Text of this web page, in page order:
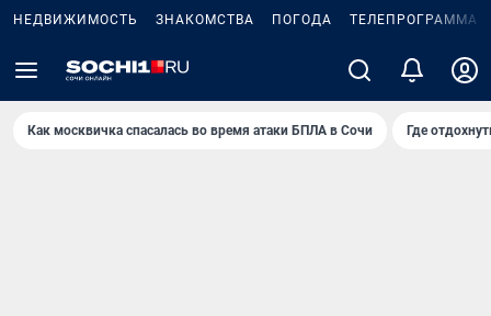
НЕДВИЖИМОСТЬ ЗНАКОМСТВА ПОГОДА ТЕЛЕПРОГРАММА
Как москвичка спасалась во время атаки БПЛА в Сочи Где